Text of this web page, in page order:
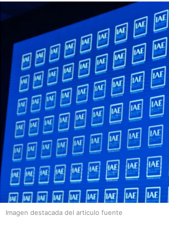
Imagen destacada del articulo fuente